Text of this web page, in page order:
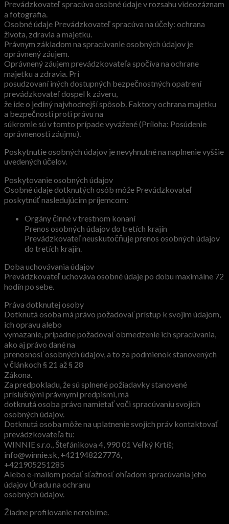
Prevádzkovateľ spracúva osobné údaje v rozsahu videozáznam
a fotografia.
Osobné údaje Prevádzkovateľ spracúva na účely: ochrana
života, zdravia a majetku.
Právnym základom na spracúvanie osobných údajov je
oprávnený záujem.
Oprávnený záujem prevádzkovateľa spočíva na ochrane
majetku a zdravia. Pri
posudzovaní iných dostupných bezpečnostných opatrení
prevádzkovateľ dospel k záveru,
že ide o jediný najvhodnejší spôsob. Faktory ochrana majetku
a bezpečnosti proti právu na
súkromie sú v tomto prípade vyvážené (Príloha: Posúdenie
oprávnenosti záujmu).
Poskytnutie osobných údajov je nevyhnutné na naplnenie vyššie
uvedených účelov.
Poskytovanie osobných údajov
Osobné údaje dotknutých osôb môže Prevádzkovateľ
poskytnúť nasledujúcim príjemcom:
Orgány činné v trestnom konaní
Prenos osobných údajov do tretích krajín
Prevádzkovateľ neuskutočňuje prenos osobných údajov
do tretích krajín.
Doba uchovávania údajov
Prevádzkovateľ uchováva osobné údaje po dobu maximálne 72
hodín po sebe.
Práva dotknutej osoby
Dotknutá osoba má právo požadovať prístup k svojim údajom,
ich opravu alebo
vymazanie, prípadne požadovať obmedzenie ich spracúvania,
ako aj právo dané na
prenosnosť osobných údajov, a to za podmienok stanovených
v článkoch § 21 až § 28
Zákona.
Za predpokladu, že sú splnené požiadavky stanovené
príslušnými právnymi predpismi, má
dotknutá osoba právo namietať voči spracúvaniu svojich
osobných údajov.
Dotknutá osoba môže na uplatnenie svojich práv kontaktovať
prevádzkovateľa tu:
WINNIE s.r.o., Štefánikova 4, 990 01 Veľký Krtíš;
info@winnie.sk, +421948227776,
+421905251285
Alebo e-mailom podať sťažnosť ohľadom spracúvania jeho
údajov Úradu na ochranu
osobných údajov.
Žiadne profilovanie nerobíme.